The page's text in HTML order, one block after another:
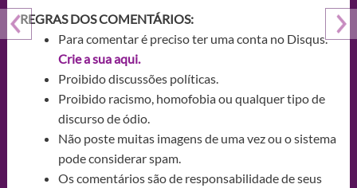
REGRAS DOS COMENTÁRIOS:
Para comentar é preciso ter uma conta no Disqus.
Crie a sua aqui.
Proibido discussões políticas.
Proibido racismo, homofobia ou qualquer tipo de
discurso de ódio.
Não poste muitas imagens de uma vez ou o sistema
pode considerar spam.
Os comentários são de responsabilidade de seus